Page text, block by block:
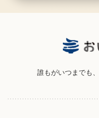
誰もがいつまでも、